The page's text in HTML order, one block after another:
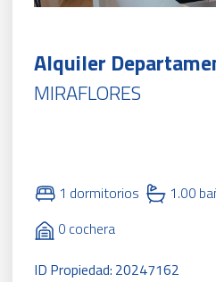
Alquiler
MIRAFLORES
1 dormitorios 1.00
0 cochera
ID Propiedad: 20247162